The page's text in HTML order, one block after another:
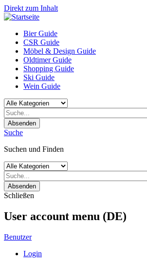
Direkt zum Inhalt
Bier Guide
CSR Guide
Möbel & Design Guide
Oldtimer Guide
Shopping Guide
Ski Guide
Wein Guide
Absenden
Suche
Suchen und Finden
Absenden
Schließen
User account menu (DE)
Benutzer
Login